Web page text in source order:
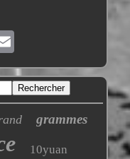
grammes
10yuan